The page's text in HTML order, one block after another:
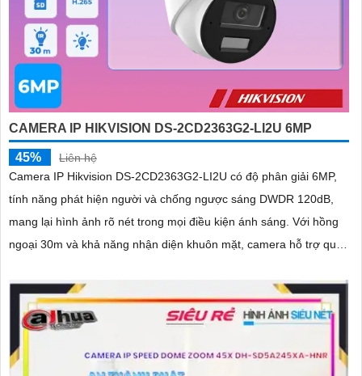
CAMERA IP HIKVISION DS-2CD2363G2-LI2U 6MP
45%
Liên hệ
Camera IP Hikvision DS-2CD2363G2-LI2U có độ phân giải 6MP,
tính năng phát hiện người và chống ngược sáng DWDR 120dB,
mang lại hình ảnh rõ nét trong mọi điều kiện ánh sáng. Với hồng
ngoại 30m và khả năng nhận diện khuôn mặt, camera hỗ trợ quan